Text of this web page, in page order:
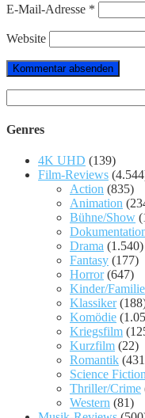
E-Mail-Adresse *
Website
nach:
Genres
4K UHD (139)
Film-Reviews
Action (835)
Animation
Bühne/Show
Drama (1.540)
Fantasy (177)
Horror(647)
Kinder/Familie
Klassiker
Komödie
Kriegsfilm
Kurzfilm (22)
Romantik
Science Fiction
Thriller/Crime
Western (81)